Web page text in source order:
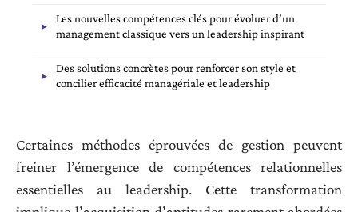
Les nouvelles compétences clés pour évoluer d’un
management classique vers un leadership inspirant
Des solutions concrètes pour renforcer son style et
concilier efficacité managériale et leadership
Certaines méthodes éprouvées de gestion peuvent
freiner l’émergence de compétences relationnelles
essentielles au leadership. Cette transformation